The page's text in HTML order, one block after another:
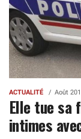
ACTUALITÉ Août
Elle tue sa
intimes